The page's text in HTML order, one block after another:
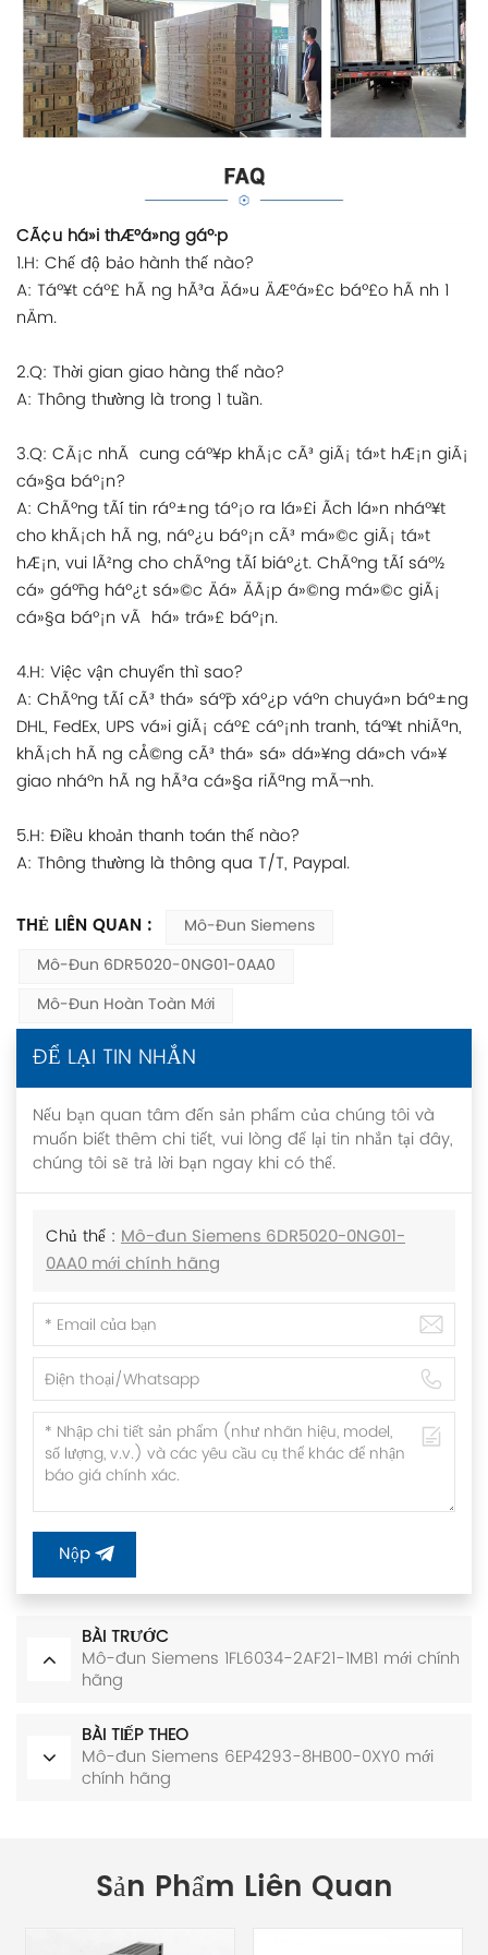
CÃ¢u há»i thÆ°á»ng gáº·p
1.H: Chế độ bảo hành thế nào?
A: Táº¥t cáº£ hÃ ng hÃ³a Äá»u ÄÆ°á»£c báº£o hÃ nh 1
nÄm.
2.Q: Thời gian giao hàng thế nào?
A: Thông thường là trong 1 tuần.
3.Q: CÃ¡c nhÃ cung cáº¥p khÃ¡c cÃ³ giÃ¡ tá»t hÆ¡n giÃ¡
cá»§a báº¡n?
A: ChÃºng tÃ´i tin ráº±ng táº¡o ra lá»£i Ã­ch lá»n nháº¥t
cho khÃ¡ch hÃ ng, náº¿u báº¡n cÃ³ má»©c giÃ¡ tá»t
hÆ¡n, vui lÃ²ng cho chÃºng tÃ´i biáº¿t. ChÃºng tÃ´i sáº½
cá» gáº¯ng háº¿t sá»©c Äá» ÄÃ¡p á»©ng má»©c giÃ¡
cá»§a báº¡n vÃ há» trá»£ báº¡n.
4.H: Việc vận chuyển thì sao?
A: ChÃºng tÃ´i cÃ³ thá» sáº¯p xáº¿p váº­n chuyá»n báº±ng
DHL, FedEx, UPS vá»i giÃ¡ cáº£ cáº¡nh tranh, táº¥t nhiÃªn,
khÃ¡ch hÃ ng cÅ©ng cÃ³ thá» sá»­ dá»¥ng dá»ch vá»¥
giao nháº­n hÃ ng hÃ³a cá»§a riÃªng mÃ¬nh.
5.H: Điều khoản thanh toán thế nào?
A: Thông thường là thông qua T/T, Paypal.
THẺ LIÊN QUAN :
Mô-Đun Siemens
Mô-Đun 6DR5020-0NG01-0AA0
Mô-Đun Hoàn Toàn Mới
ĐỂ LẠI TIN NHẮN
Nếu bạn quan tâm đến sản phẩm của chúng tôi và
muốn biết thêm chi tiết, vui lòng để lại tin nhắn tại đây,
chúng tôi sẽ trả lời bạn ngay khi có thể.
Chủ thể : Mô-đun Siemens 6DR5020-0NG01-
0AA0 mới chính hãng
Nộp
BÀI TRƯỚC
Mô-đun Siemens 1FL6034-2AF21-1MB1 mới chính
hãng
BÀI TIẾP THEO
Mô-đun Siemens 6EP4293-8HB00-0XY0 mới
chính hãng
Sản Phẩm Liên Quan